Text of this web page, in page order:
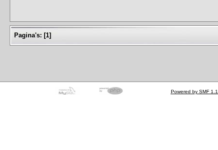
Pagina's: [1]
Powered by SMF